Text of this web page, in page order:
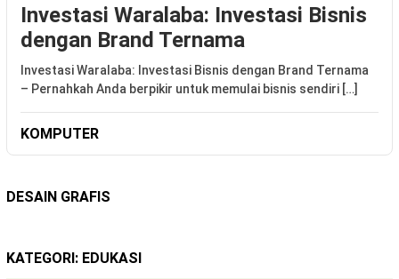
Investasi Waralaba: Investasi Bisnis
dengan Brand Ternama
Investasi Waralaba: Investasi Bisnis dengan Brand Ternama
– Pernahkah Anda berpikir untuk memulai bisnis sendiri […]
KOMPUTER
DESAIN GRAFIS
KATEGORI: EDUKASI